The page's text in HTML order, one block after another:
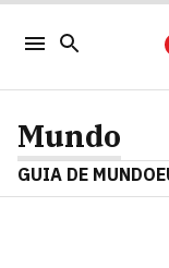
Mundo
GUIA DE MUNDO